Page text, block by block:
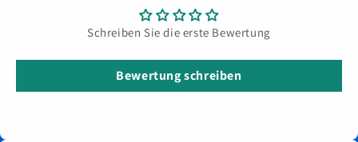
Schreiben Sie die erste Bewertung
Bewertung schreiben